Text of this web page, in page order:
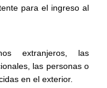
para el ingreso al
extranjeros, las
las personas o
en el exterior.